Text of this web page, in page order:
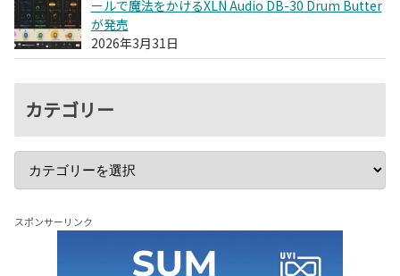
ールで魔法をかけるXLN Audio DB-30 Drum Butter
が発売
2026年3月31日
カテゴリー
スポンサーリンク